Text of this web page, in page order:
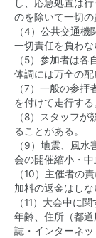
し、応急処置は
のを除いて一切の
（4）公共交通
一切責任を負わな
（5）参加者は各
体調には万全の配
（7）一般の参
を付けて走行する
（8）スタッフ
ることがある。
（9）地震、風
会の開催縮小・中
（10）主催者の
加料の返金はしな
（11）大会中に
年齢、住所（都
誌・インターネ